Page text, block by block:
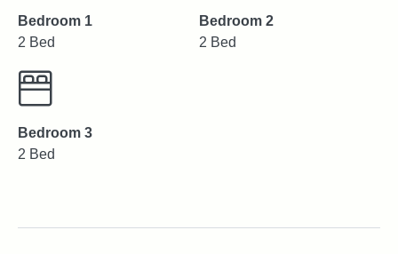
Bedroom 1
2 Bed
Bedroom 2
2 Bed
Bedroom 3
2 Bed